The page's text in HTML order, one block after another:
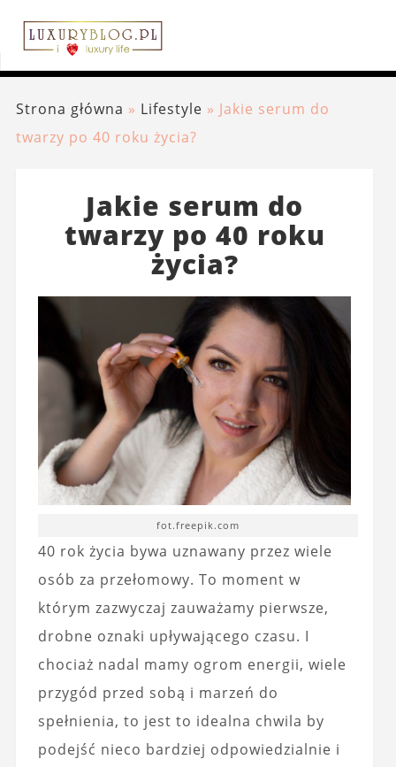
Strona główna » Lifestyle » Jakie serum do
twarzy po 40 roku życia?
Jakie serum do
twarzy po 40 roku
życia?
fot.freepik.com
40 rok życia bywa uznawany przez wiele
osób za przełomowy. To moment w
którym zazwyczaj zauważamy pierwsze,
drobne oznaki upływającego czasu. I
chociaż nadal mamy ogrom energii, wiele
przygód przed sobą i marzeń do
spełnienia, to jest to idealna chwila by
podejść nieco bardziej odpowiedzialnie i